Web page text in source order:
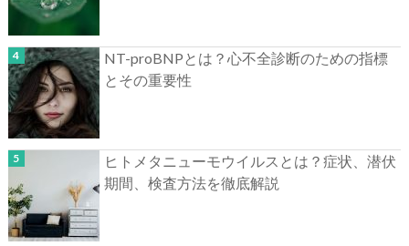
NT-proBNPとは？心不全診断のための指標
とその重要性
ヒトメタニューモウイルスとは？症状、潜伏
期間、検査方法を徹底解説